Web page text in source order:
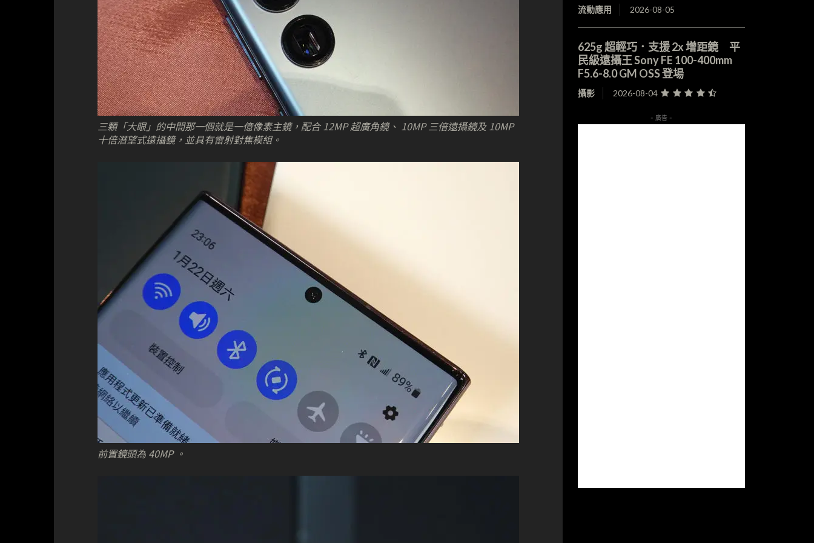
三顆「大眼」的中間那一個就是一億像素主鏡，配合 12MP 超廣角鏡、 10MP 三倍遠攝鏡及 10MP
十倍潛望式遠攝鏡，並具有雷射對焦模組。
前置鏡頭為 40MP 。
流動應用 2026-08-05
625g 超輕巧．支援 2x 增距鏡 平
民級遠攝王 Sony FE 100-400mm
F5.6-8.0 GM OSS 登場
攝影 2026-08-04
- 廣告 -